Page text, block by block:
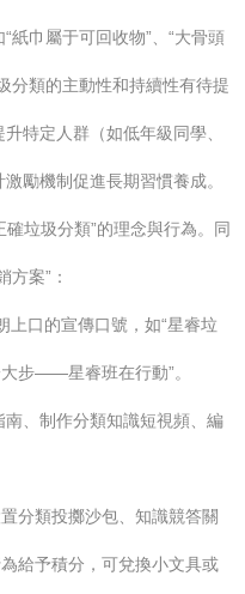
紙巾屬于可回收物”、“大骨頭
分類的主動性和持續性有待提
特定人群（如低年級同學、
勵機制促進長期習慣養成。
確垃圾分類”的理念與行為。同
案”：
上口的宣傳口號，如“星睿垃
步——星睿班在行動”。
南、制作分類知識短視頻、編
分類投擲沙包、知識競答關
給予積分，可兌換小文具或